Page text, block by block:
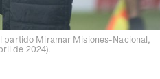
partido Miramar Misiones-Nacional,
de 2024).